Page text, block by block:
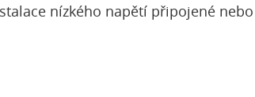
nízkého napětí připojené